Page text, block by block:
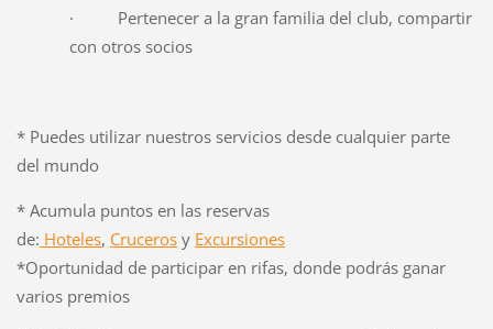
· Pertenecer a la gran familia del club, compartir
con otros socios
* Puedes utilizar nuestros servicios desde cualquier parte
del mundo
* Acumula puntos en las reservas
de: Hoteles, Crucerosy Excursiones
*Oportunidad de participar en rifas, donde podrás ganar
varios premios